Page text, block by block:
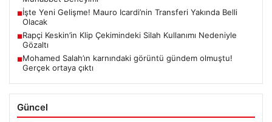
■İşte Yeni Gelişme! Mauro Icardi’nin Transferi Yakında Belli
Olacak
■Rapçi Keskin’in Klip Çekimindeki Silah Kullanımı Nedeniyle
Gözaltı
■Mohamed Salah’ın karnındaki görüntü gündem olmuştu!
Gerçek ortaya çıktı
Güncel